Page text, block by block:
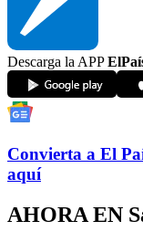
Descarga la APP
Convierta a El
aquí
AHORA EN